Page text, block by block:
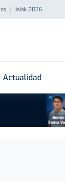
Jaiak 2026
Actualidad